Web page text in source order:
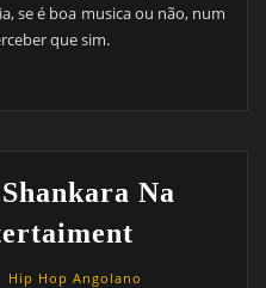
se é boa musica ou não, num
que sim.
Na
Hip Hop Angolano